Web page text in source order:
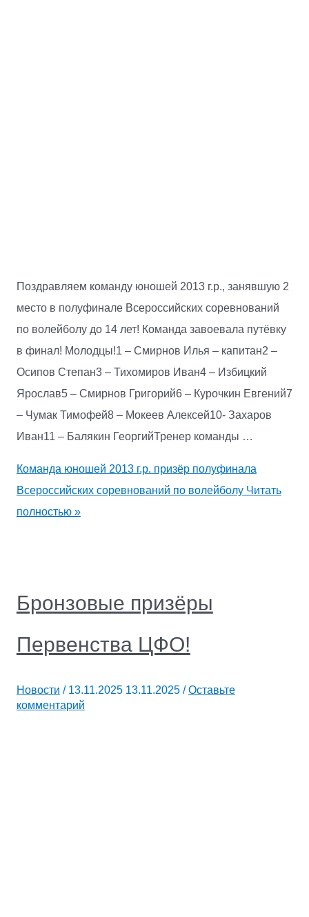
Поздравляем команду юношей 2013 г.р., занявшую 2
место в полуфинале Всероссийских соревнований
по волейболу до 14 лет! Команда завоевала путёвку
в финал! Молодцы!️1 – Смирнов Илья – капитан️2 –
Осипов Степан️3 – Тихомиров Иван️4 – Избицкий
Ярослав️5 – Смирнов Григорий️6 – Курочкин Евгений️7
– Чумак Тимофей️8 – Мокеев Алексей️10- Захаров
Иван️11 – Балякин ГеоргийТренер команды …
Команда юношей 2013 г.р. призёр полуфинала
Всероссийских соревнований по волейболуЧитать
полностью »
Бронзовые призёры
Первенства ЦФО!
Новости / 13.11.202513.11.2025/Оставьте
комментарий